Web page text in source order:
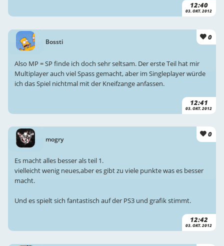
12:40
03. OKT. 2012
Bossti
0
12:41
03. OKT. 2012
Also MP = SP finde ich doch sehr seltsam. Der erste Teil hat mir
Multiplayer auch viel Spass gemacht, aber im Singleplayer würde
ich das Spiel nichtmal mit der Kneifzange anfassen.
mogry
0
12:42
03. OKT. 2012
Es macht alles besser als teil 1.
vielleicht wenig neues,aber es gibt zu viele punkte was es besser
macht.
Und es spielt sich fantastisch auf der PS3 und grafik stimmt.